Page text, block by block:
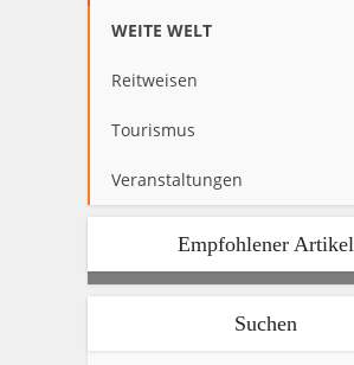
WEITE WELT
Reitweisen
Tourismus
Veranstaltungen
Empfohlener Artikel
Suchen